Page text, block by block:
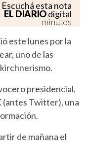
Escuchá esta nota
EL DIARIOdigital
minutos
este lunes por la
uno de las
presidencial,
(antes Twitter), una
de mañana el